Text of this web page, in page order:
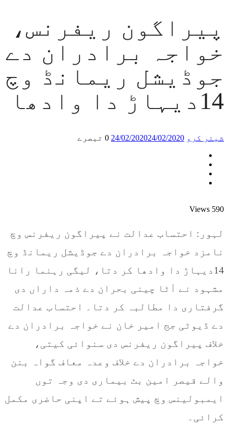
پیراگون ریفرنس،
خواجہ برادران دے
جوڈیشل ریمانڈ وچ
14دیہاڑ دا وادھا
شیئر کرو 24/02/202024/02/2020 0 تبصرے
Views 590
لہور: احتساب عدالت نے پیراگون ریفرنس وچ
نامزد خواجہ برادران دے جوڈیشل ریمانڈ وچ
14دیہاڑ دا وادھا کر دتا، لیگی رہنما رانا
مشہود نے آٹا چینی بحران دے ذمہ داراں دی
گرفتاری دا مطالبہ کر دتا۔ احتساب عدالت
دے ڈیوٹی جج امیر خان نے خواجہ برادران دے
خلاف پیراگون ریفرنس دی سنوائی کیتی،
خواجہ برادران دے خلاف وعدہ معاف گواہ بنن
والے قیصر امین بٹ بیماری دی وجہ توں
ایمبولینس وچ پیش ہوئے تے اپنی حاضری مکمل
کرائی۔